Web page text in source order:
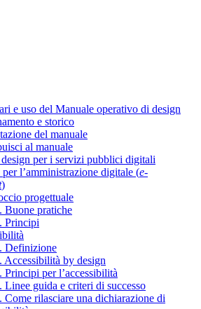
e uso del Manuale operativo di design
e storico
del manuale
al manuale
per i servizi pubblici digitali
l’amministrazione digitale (e-
)
progettuale
Buone pratiche
Principi
Definizione
Accessibilità by design
Principi per l’accessibilità
Linee guida e criteri di successo
Come rilasciare una dichiarazione di